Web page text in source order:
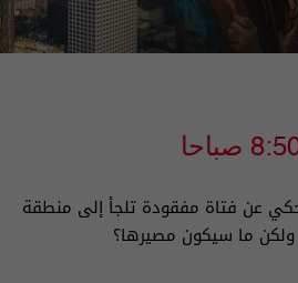
صباحا
عن فتاة مفقودة تلجأ إلى منطقة
ما سيكون مصيرها؟